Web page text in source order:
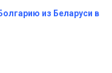
из Беларуси в